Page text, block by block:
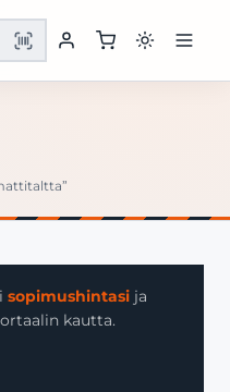
sopimushintasi ja
kautta.